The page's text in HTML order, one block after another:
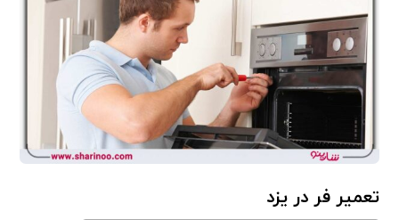
تعمیر فر در یزد